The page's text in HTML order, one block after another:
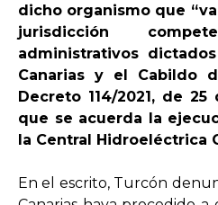
dicho organismo que
jurisdicción
administrativos
Canarias y el Cabildo
Decreto 114/2021, de
que se acuerda la
la Central Hidroeléctrica
En el escrito, Turcón